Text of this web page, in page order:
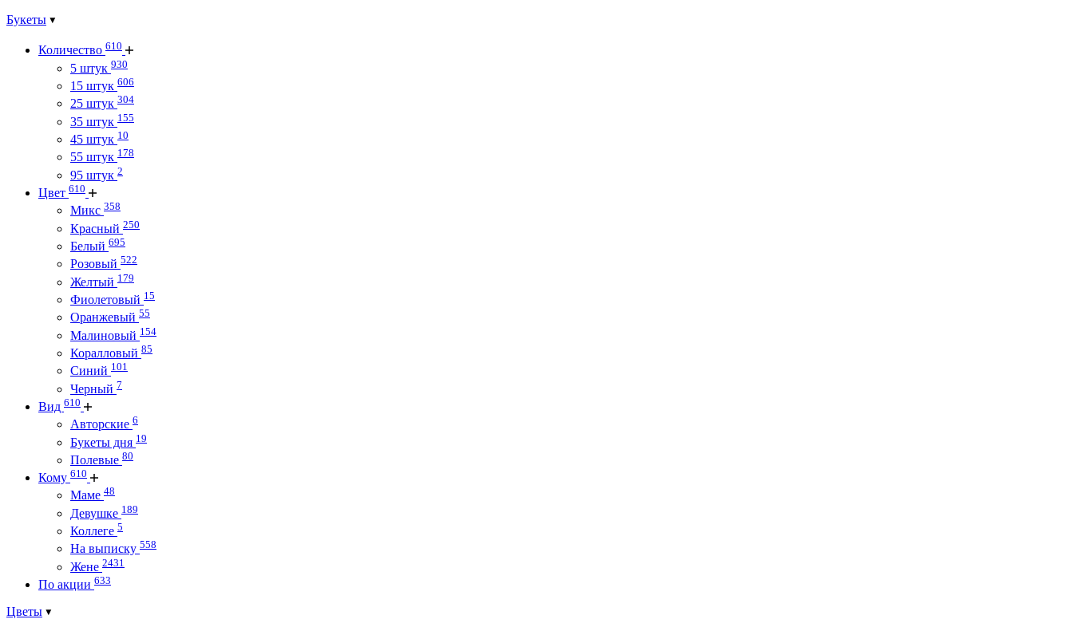
Букеты
Количество 610
5 штук 930
15 штук 606
25 штук 304
35 штук 155
45 штук 10
55 штук 178
95 штук 2
Цвет 610
Микс 358
Красный 250
Белый 695
Розовый 522
Желтый 179
Фиолетовый 15
Оранжевый 55
Малиновый 154
Коралловый 85
Синий 101
Черный 7
Вид 610
Авторские 6
Букеты дня 19
Полевые 80
Кому 610
Маме 48
Девушке 189
Коллеге 5
На выписку 558
Жене 2431
По акции 633
Цветы